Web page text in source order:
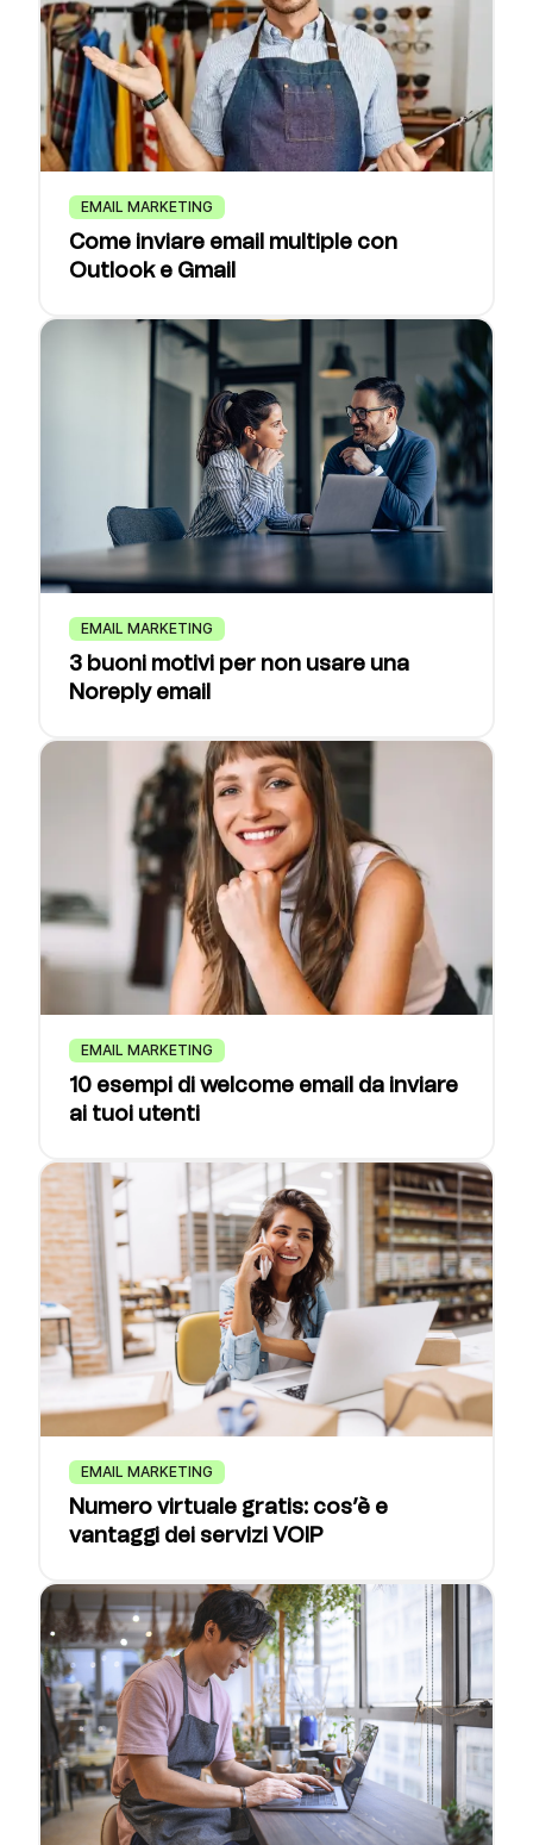
EMAIL MARKETING
Come inviare email multiple con
Outlook e Gmail
EMAIL MARKETING
3 buoni motivi per non usare una
Noreply email
EMAIL MARKETING
10 esempi di welcome email da inviare
ai tuoi utenti
EMAIL MARKETING
Numero virtuale gratis: cos’è e
vantaggi dei servizi VOIP